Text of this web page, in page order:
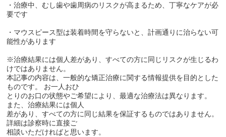
・治療中、むし歯や歯周病のリスクが高まるため、丁寧なケアが必
要です
・マウスピース型は装着時間を守らないと、計画通りに治らない可
能性があります
※治療結果には個人差があり、すべての方に同じリスクが生じるわ
けではありません。
本記事の内容は、一般的な矯正治療に関する情報提供を目的とした
ものです。 お一人おひ
とりのお口の状態やご希望により、最適な治療法は異なります。
また、治療結果には個人
差があり、すべての方に同じ結果を保証するものではありません。
詳細は診察時に直接ご
相談いただければと思います。